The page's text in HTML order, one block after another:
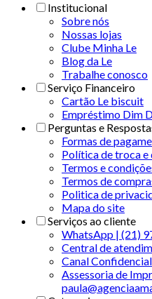
Institucional
Sobre nós
Nossas lojas
Clube Minha Le
Blog da Le
Trabalhe conosco
Serviço Financeiro
Cartão Le biscuit
Empréstimo Dim
Perguntas e
Formas de
Política de troca e
Termos e
Termos de
Politica de
Mapa do site
Serviços ao cliente
WhatsApp | (21)
Central de
Canal Confidencial
Assessoria de